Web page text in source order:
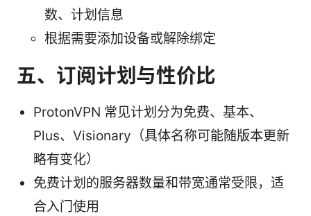
数、计划信息
根据需要添加设备或解除绑定
五、订阅计划与性价比
ProtonVPN 常见计划分为免费、基本、
Plus、Visionary（具体名称可能随版本更新
略有变化）
免费计划的服务器数量和带宽通常受限，适
合入门使用